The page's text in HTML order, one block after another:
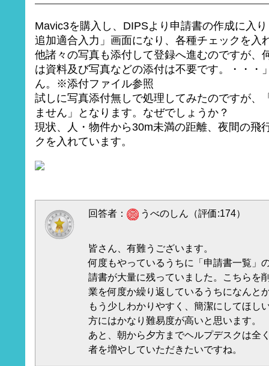
Mavic3を購入し、DIPSより申請書の作成に入
追加適合入力」画面になり、各種チェックを入
他諸々の写真も添付して登録へ進むのですが、
は資料及び写真などの添付は不要です。・・・
ん。※添付ファイル参照
試しに写真添付無しで処理してみたのですが、
ません」となります。なぜでしょうか？
現状、人・物件から30m未満の距離、夜間の飛
クを入れています。
回答者： うべのしん（評価:174）
皆さん、有難うございます。
何度もやっているうちに「申請書一覧」
請書が大量に残っていました。こちらを
業を何度か繰り返しているうちになんと
もう少しわかりやすく、簡潔にしてほし
方にはかなり難易度が高いと思います。
あと、朝から夕方までヘルプデスクは全
者を増やしていただきたいですね。